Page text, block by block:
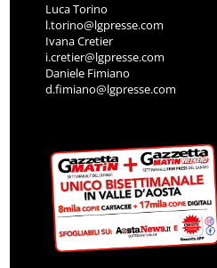
Luca Torino
l.torino@lgpresse.com
Ivana Cretier
i.cretier@lgpresse.com
Daniele Fimiano
d.fimiano@lgpresse.com